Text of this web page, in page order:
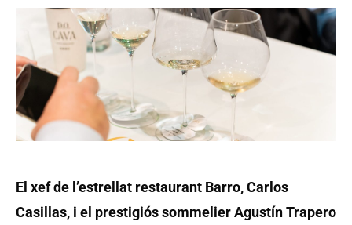
El xef de l’estrellat restaurant Barro, Carlos
Casillas, i el prestigiós sommelier Agustín Trapero